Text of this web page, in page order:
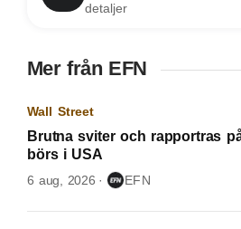
detaljer
Mer från EFN
Wall Street
Brutna sviter och rapportras
börs i USA
6 aug, 2026 EFN